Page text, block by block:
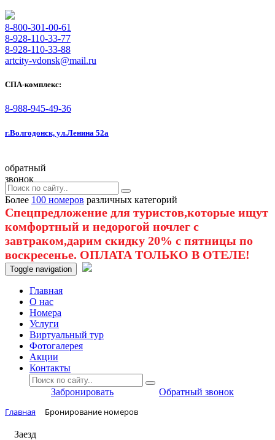
8-800-301-00-61
8-928-110-33-77
8-928-110-33-88
artcity-vdonsk@mail.ru
СПА-комплекс:
8-988-945-49-36
г.Волгодонск, ул.Ленина 52а
обратный
звонок
Более 100 номеров различных категорий
Спецпредложение для туристов,которые ищут
комфортный и недорогой ночлег с
завтраком,дарим скидку 20% с пятницы по
воскресенье. ОПЛАТА ТОЛЬКО В ОТЕЛЕ!
Toggle navigation
Главная
O нас
Номера
Услуги
Виртуальный тур
Фотогалерея
Акции
Контакты
Забронировать Обратный звонок
Главная Бронирование номеров
Заезд